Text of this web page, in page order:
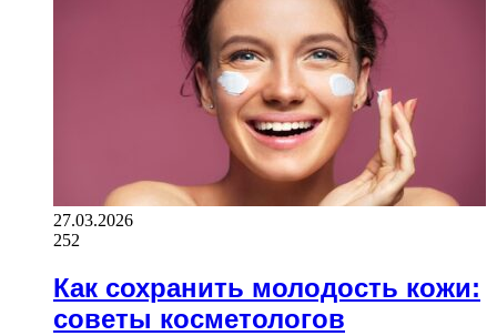
27.03.2026
252
Как сохранить молодость кожи:
советы косметологов